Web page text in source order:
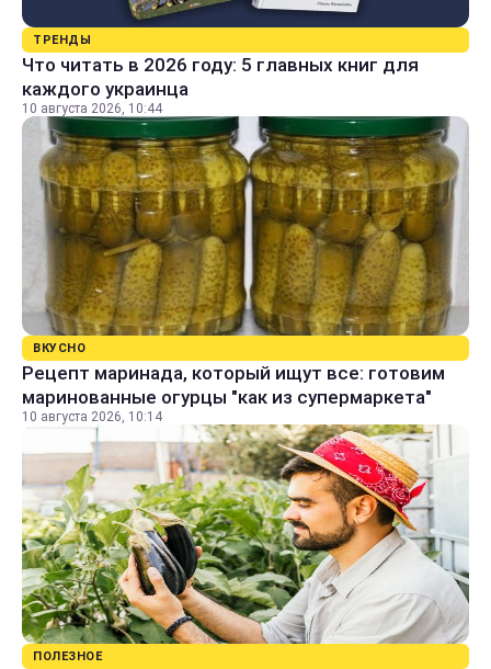
ТРЕНДЫ
Что читать в 2026 году: 5 главных книг для
каждого украинца
10 августа 2026, 10:44
ВКУСНО
Рецепт маринада, который ищут все: готовим
маринованные огурцы "как из супермаркета"
10 августа 2026, 10:14
ПОЛЕЗНОЕ